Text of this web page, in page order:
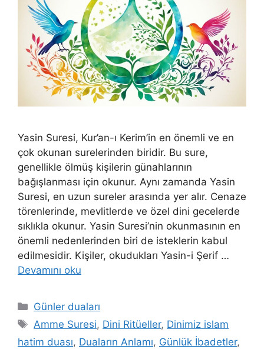
Yasin Suresi, Kur’an-ı Kerim’in en önemli ve en
çok okunan surelerinden biridir. Bu sure,
genellikle ölmüş kişilerin günahlarının
bağışlanması için okunur. Aynı zamanda Yasin
Suresi, en uzun sureler arasında yer alır. Cenaze
törenlerinde, mevlitlerde ve özel dini gecelerde
sıklıkla okunur. Yasin Suresi’nin okunmasının en
önemli nedenlerinden biri de isteklerin kabul
edilmesidir. Kişiler, okudukları Yasin-i Şerif …
Devamını oku
Günler duaları
Amme Suresi, Dini Ritüeller, Dinimiz islam
hatim duası, Duaların Anlamı, Günlük İbadetler,